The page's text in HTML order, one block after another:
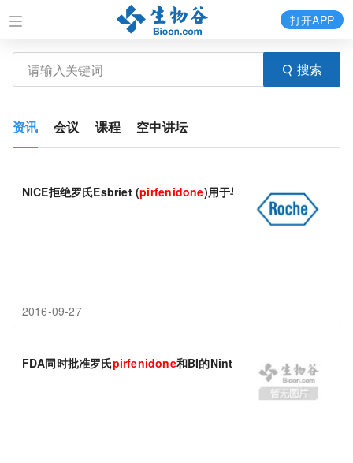
搜索
打开APP
资讯 会议 课程 空中讲坛
NICE拒绝罗氏Esbriet (pirfenidone)用于早期肺特发性纤维化
2016-09-27
FDA同时批准罗氏pirfenidone和BI的Nintedanib